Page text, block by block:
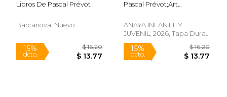
15%
dcto. $ 13.77
15%
dcto. $
Prévot(Barcanova)
Libros De Pascal Prévot
Barcanova, Nuevo
libro de enigmas
Pascal Prévot;Art
Carrero
ANAYA INFANTIL Y
JUVENIL, 2026, Tapa Dura,
Nuevo